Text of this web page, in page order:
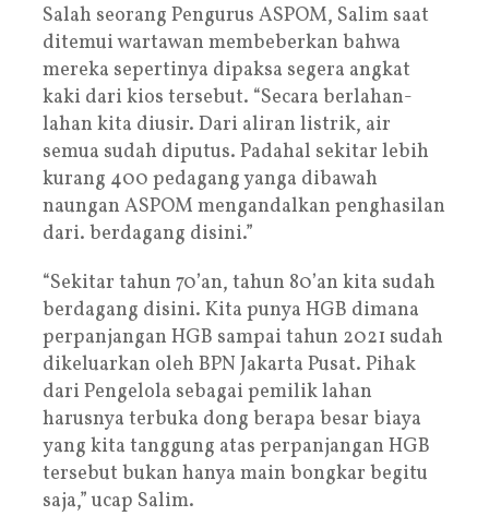
Salah seorang Pengurus ASPOM, Salim saat
ditemui wartawan membeberkan bahwa
mereka sepertinya dipaksa segera angkat
kaki dari kios tersebut. “Secara berlahan-
lahan kita diusir. Dari aliran listrik, air
semua sudah diputus. Padahal sekitar lebih
kurang 400 pedagang yanga dibawah
naungan ASPOM mengandalkan penghasilan
dari. berdagang disini.”
“Sekitar tahun 70’an, tahun 80’an kita sudah
berdagang disini. Kita punya HGB dimana
perpanjangan HGB sampai tahun 2021 sudah
dikeluarkan oleh BPN Jakarta Pusat. Pihak
dari Pengelola sebagai pemilik lahan
harusnya terbuka dong berapa besar biaya
yang kita tanggung atas perpanjangan HGB
tersebut bukan hanya main bongkar begitu
saja,” ucap Salim.